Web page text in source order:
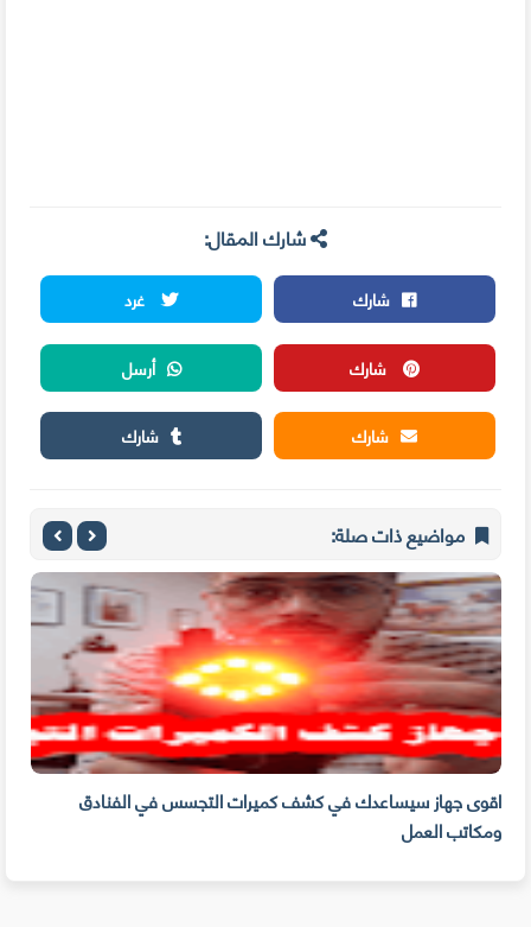
شارك المقال:
شارك
غرد
شارك
أرسل
شارك
شارك
مواضيع ذات صلة:
اقوى جهاز سيساعدك في كشف كميرات التجسس في الفنادق
ومكاتب العمل